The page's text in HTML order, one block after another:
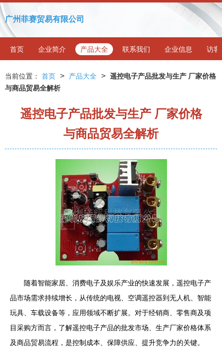
广州菲赛贸易有限公司
首页 企业简介 产品大全 联系我们 企业信息 访客
当前位置： 首页 > 产品大全 > 遥控电子产品批发与生产 厂家价格
与商品贸易全解析
遥控电子产品批发与生产 厂家价格
与商品贸易全解析
随着智能家居、消费电子及娱乐产业的快速发展，遥控电子产
品市场需求持续增长，从传统的电视、空调遥控器到无人机、智能
玩具、车载设备等，应用领域不断扩展。对于经销商、零售商及项
目采购方而言，了解遥控电子产品的批发市场、生产厂家价格体系
及商品贸易流程，是控制成本、保障供应、提升竞争力的关键。